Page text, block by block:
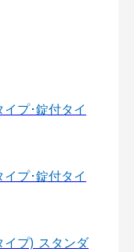
プ･錠付タイ
プ･錠付タイ
イプ) スタンダ